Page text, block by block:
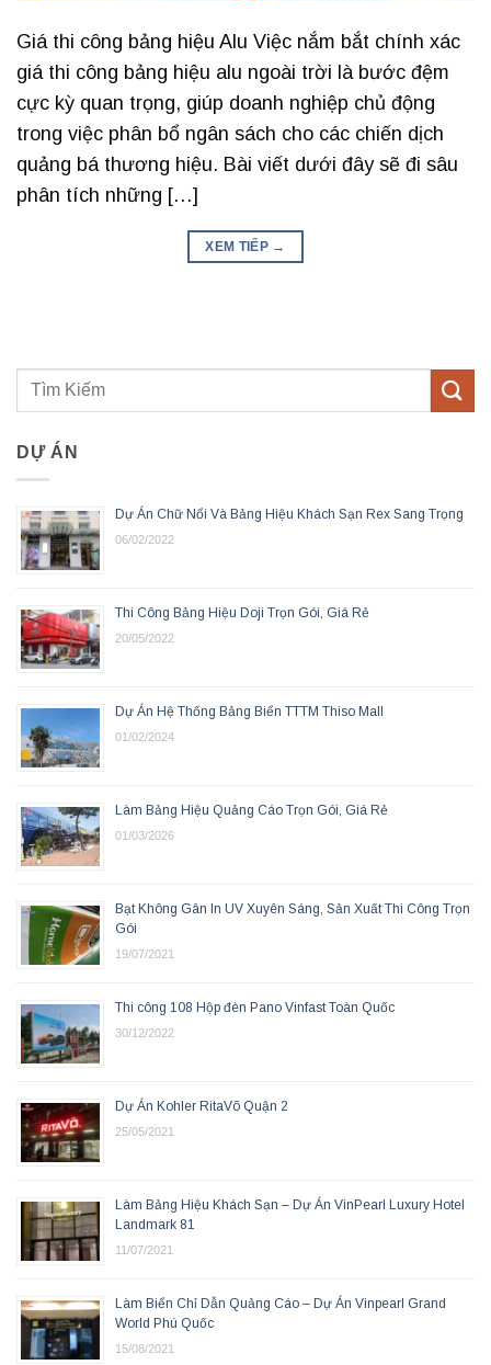
Giá thi công bảng hiệu Alu Việc nắm bắt chính xác
giá thi công bảng hiệu alu ngoài trời là bước đệm
cực kỳ quan trọng, giúp doanh nghiệp chủ động
trong việc phân bổ ngân sách cho các chiến dịch
quảng bá thương hiệu. Bài viết dưới đây sẽ đi sâu
phân tích những […]
XEM TIẾP →
DỰ ÁN
Dự Án Chữ Nổi Và Bảng Hiệu Khách Sạn Rex Sang Trọng
06/02/2022
Thi Công Bảng Hiệu Doji Trọn Gói, Giá Rẻ
20/05/2022
Dự Án Hệ Thống Bảng Biển TTTM Thiso Mall
01/02/2024
Làm Bảng Hiệu Quảng Cáo Trọn Gói, Giá Rẻ
01/03/2026
Bạt Không Gân In UV Xuyên Sáng, Sản Xuất Thi Công Trọn
Gói
19/07/2021
Thi công 108 Hộp đèn Pano Vinfast Toàn Quốc
30/12/2022
Dự Án Kohler RitaVõ Quận 2
25/05/2021
Làm Bảng Hiệu Khách Sạn – Dự Án VinPearl Luxury Hotel
Landmark 81
11/07/2021
Làm Biển Chỉ Dẫn Quảng Cáo – Dự Án Vinpearl Grand
World Phú Quốc
15/08/2021